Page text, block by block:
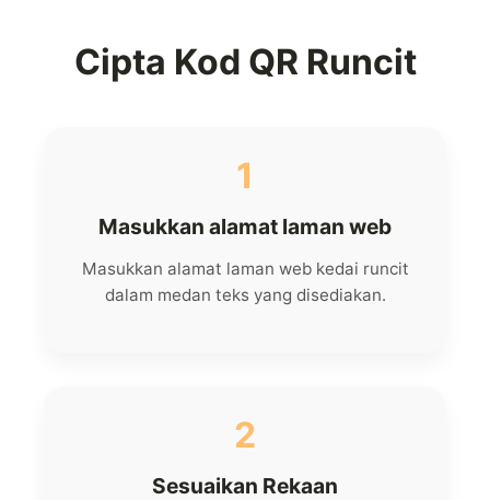
Cipta Kod QR Runcit
1
Masukkan alamat laman web
Masukkan alamat laman web kedai runcit
dalam medan teks yang disediakan.
2
Sesuaikan Rekaan